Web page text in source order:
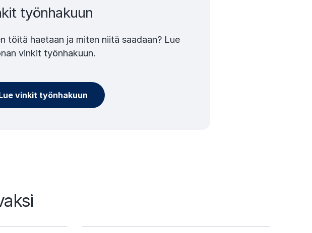
työnhakuun
töitä haetaan ja miten niitä saadaan? Lue
vinkit työnhakuun.
vinkit työnhakuun